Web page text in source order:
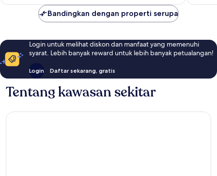
Bandingkan dengan properti serupa
Login untuk melihat diskon dan manfaat yang memenuhi
syarat. Lebih banyak reward untuk lebih banyak petualangan!
Login Daftar sekarang, gratis
Tentang kawasan sekitar